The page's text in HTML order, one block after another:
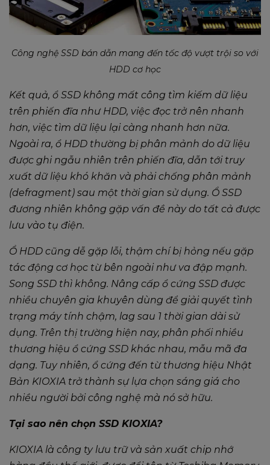
Công nghệ SSD bán dẫn mang đến tốc độ vượt trội so với
HDD cơ học
Kết quả, ổ SSD không mất công tìm kiếm dữ liệu
trên phiến đĩa như HDD, việc đọc trở nên nhanh
hơn, việc tìm dữ liệu lại càng nhanh hơn nữa.
Ngoài ra, ổ HDD thường bị phân mảnh do dữ liệu
được ghi ngẫu nhiên trên phiến đĩa, dẫn tới truy
xuất dữ liệu khó khăn và phải chống phân mảnh
(defragment) sau một thời gian sử dụng. Ổ SSD
đương nhiên không gặp vấn đề này do tất cả được
lưu vào tụ điện.
Ổ HDD cũng dễ gặp lỗi, thậm chí bị hỏng nếu gặp
tác động cơ học từ bên ngoài như va đập mạnh.
Song SSD thì không. Nâng cấp ổ cứng SSD được
nhiều chuyên gia khuyên dùng để giải quyết tình
trạng máy tính chậm, lag sau 1 thời gian dài sử
dụng. Trên thị trường hiện nay, phân phối nhiều
thương hiệu ổ cứng SSD khác nhau, mẫu mã đa
dạng. Tuy nhiên, ổ cứng đến từ thương hiệu Nhật
Bản KIOXIA trở thành sự lựa chọn sáng giá cho
nhiều người bởi công nghệ mà nó sở hữu.
Tại sao nên chọn SSD KIOXIA?​
KIOXIA là công ty lưu trữ và sản xuất chip nhớ